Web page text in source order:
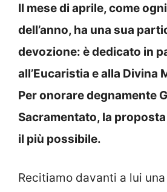
Il mese di aprile, come
dell’anno, ha una sua
devozione: è dedicato in
all’Eucaristia e alla Divina
Per onorare degnamente
Sacramentato, la
il più possibile.
Recitiamo davanti a lui